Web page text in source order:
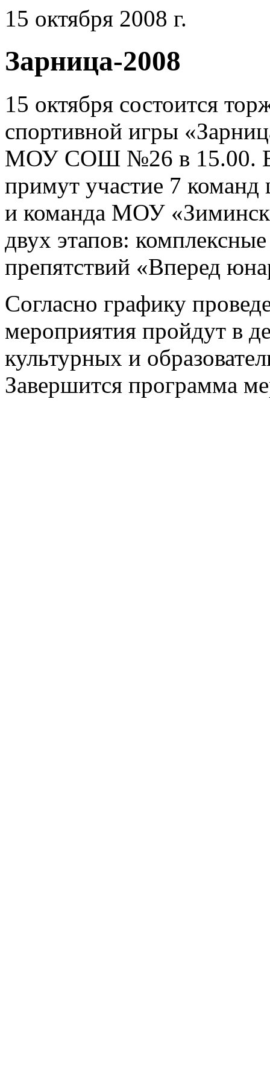
15 октября 2008 г.
Зарница-2008
15 октября состоится
спортивной игры
МОУ СОШ №26 в 15.00. В
примут участие 7
и команда МОУ
двух этапов:
препятствий «Вперед
Согласно графику
мероприятия пройдут в
культурных и
Завершится программа